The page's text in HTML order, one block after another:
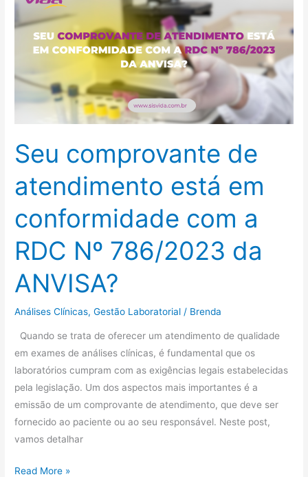
Seu comprovante de
atendimento está em
conformidade com a
RDC Nº 786/2023 da
ANVISA?
Análises Clínicas,Gestão Laboratorial / Brenda
Quando se trata de oferecer um atendimento de qualidade
em exames de análises clínicas, é fundamental que os
laboratórios cumpram com as exigências legais estabelecidas
pela legislação. Um dos aspectos mais importantes é a
emissão de um comprovante de atendimento, que deve ser
fornecido ao paciente ou ao seu responsável. Neste post,
vamos detalhar
comprovante
de
atendimento
em
conformidade
RDC
Nº
786/2023
da
ANVISA?
Read More »